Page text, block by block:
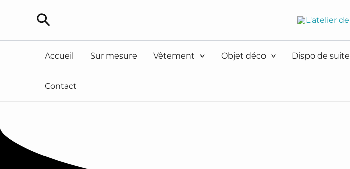
Rechercher
Accueil Sur mesure Vêtement Objet déco Dispo de suite
Contact